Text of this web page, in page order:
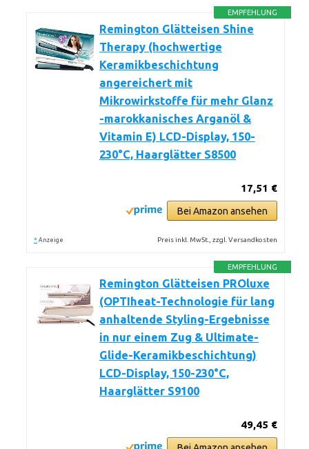
EMPFEHLUNG
Remington Glätteisen Shine
Therapy (hochwertige
Keramikbeschichtung
angereichert mit
Mikrowirkstoffe für mehr Glanz
-marokkanisches Arganöl &
Vitamin E) LCD-Display, 150-
230°C, Haarglätter S8500
17,51 €
Bei Amazon ansehen
* Anzeige Preis inkl. MwSt., zzgl. Versandkosten
EMPFEHLUNG
Remington Glätteisen PROluxe
(OPTIheat-Technologie für lang
anhaltende Styling-Ergebnisse
in nur einem Zug & Ultimate-
Glide-Keramikbeschichtung)
LCD-Display, 150-230°C,
Haarglätter S9100
49,45 €